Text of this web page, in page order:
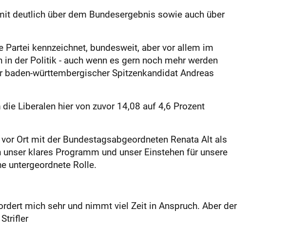
deutlich über dem Bundesergebnis sowie auch über
kennzeichnet, bundesweit, aber vor allem im
der Politik - auch wenn es gern noch mehr werden
württembergischer Spitzenkandidat Andreas
Liberalen hier von zuvor 14,08 auf 4,6 Prozent
Ort mit der Bundestagsabgeordneten Renata Alt als
klares Programm und unser Einstehen für unsere
untergeordnete Rolle.
mich sehr und nimmt viel Zeit in Anspruch. Aber der